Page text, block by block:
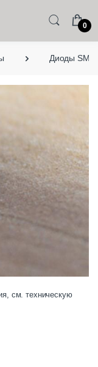
0
Диоды SMD
см. техническую